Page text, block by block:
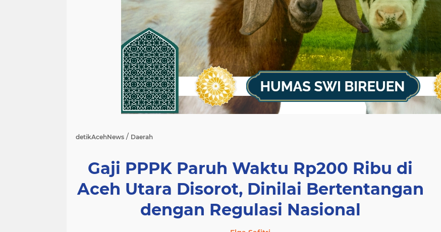
detikAcehNews / Daerah
Gaji PPPK Paruh Waktu Rp200 Ribu di
Aceh Utara Disorot, Dinilai Bertentangan
dengan Regulasi Nasional